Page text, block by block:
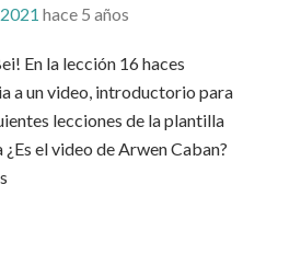
hace 5 años
En la lección 16 haces
a un video, introductorio para
lecciones de la plantilla
¿Es el video de Arwen Caban?